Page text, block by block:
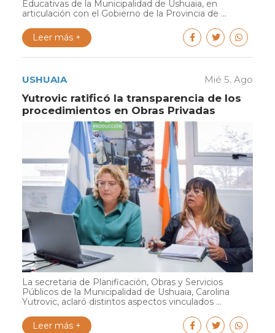
Educativas de la Municipalidad de Ushuaia, en
articulación con el Gobierno de la Provincia de ...
Leer más +
USHUAIA Mié 5. Ago
Yutrovic ratificó la transparencia de los
procedimientos en Obras Privadas
La secretaria de Planificación, Obras y Servicios
Públicos de la Municipalidad de Ushuaia, Carolina
Yutrovic, aclaró distintos aspectos vinculados ...
Leer más +